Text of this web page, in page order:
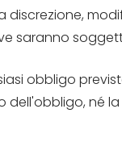
saranno
obbligo
dell'obbligo, né